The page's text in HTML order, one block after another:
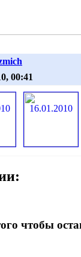
00:41
чтобы